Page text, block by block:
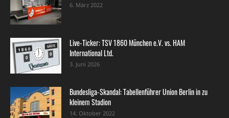
6. März 2022
Live-Ticker: TSV 1860 München e.V. vs. HAM
International Ltd.
3. Juni 2026
Bundesliga-Skandal: Tabellenführer Union Berlin in zu
kleinem Stadion
14. Oktober 2022